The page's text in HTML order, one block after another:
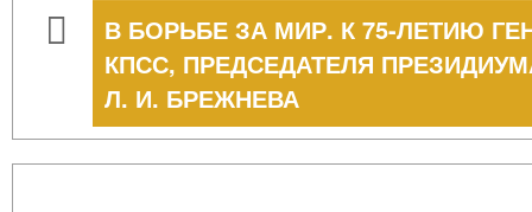
В БОРЬБЕ ЗА МИР. К 75-ЛЕТИЮ
КПСС, ПРЕДСЕДАТЕЛЯ
Л. И. БРЕЖНЕВА